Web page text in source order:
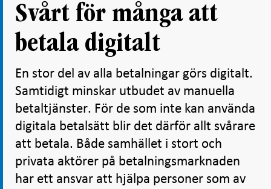
Svårt för många att
betala digitalt
En stor del av alla betalningar görs digitalt.
Samtidigt minskar utbudet av manuella
betaltjänster. För de som inte kan använda
digitala betalsätt blir det därför allt svårare
att betala. Både samhället i stort och
privata aktörer på betalningsmarknaden
har ett ansvar att hjälpa personer som av